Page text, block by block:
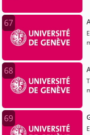
67
68
69